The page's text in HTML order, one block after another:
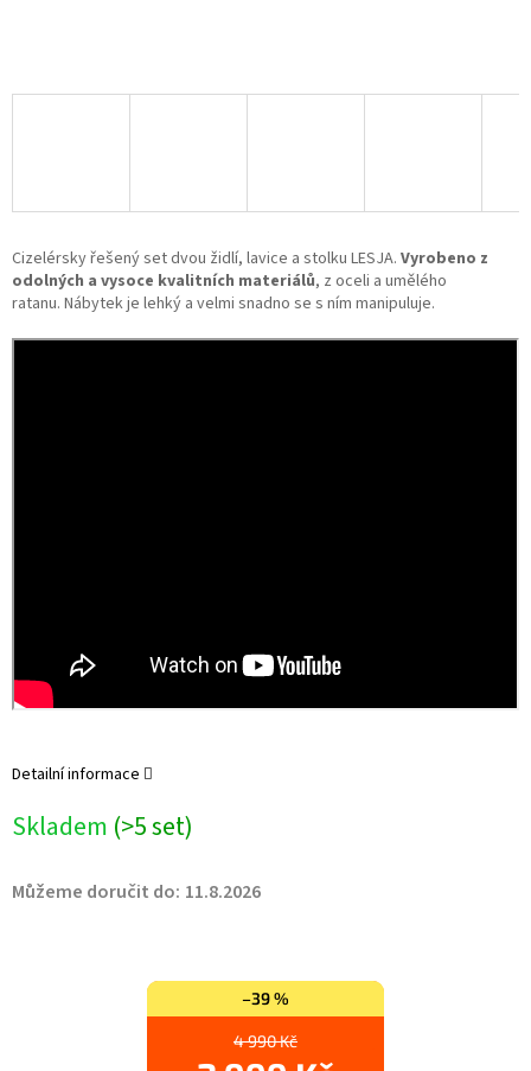
4 990 Kč
–39 %
Skladem (>5 set)
Můžeme doručit do: 11.8.2026
Cizelérsky řešený set dvou židlí, lavice a stolku LESJA. Vyrobeno z
odolných a vysoce kvalitních materiálů, z oceli a umělého
ratanu. Nábytek je lehký a velmi snadno se s ním manipuluje.
Detailní informace